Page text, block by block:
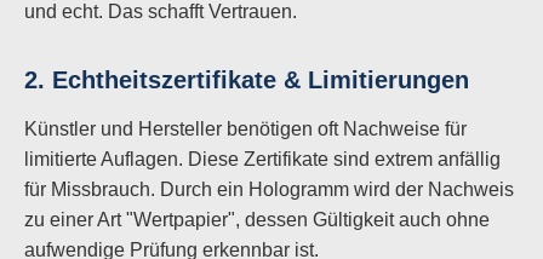
und echt. Das schafft Vertrauen.
2. Echtheitszertifikate & Limitierungen
Künstler und Hersteller benötigen oft Nachweise für
limitierte Auflagen. Diese Zertifikate sind extrem anfällig
für Missbrauch. Durch ein Hologramm wird der Nachweis
zu einer Art "Wertpapier", dessen Gültigkeit auch ohne
aufwendige Prüfung erkennbar ist.